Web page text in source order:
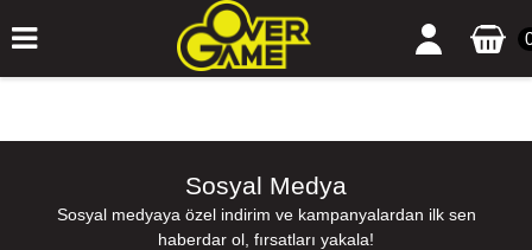
Sosyal Medya
Sosyal medyaya özel indirim ve kampanyalardan ilk sen
haberdar ol, fırsatları yakala!